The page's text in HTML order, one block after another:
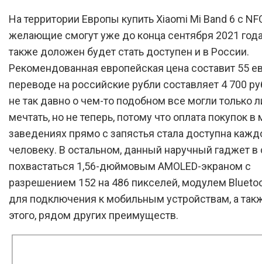
На территории Европы купить Xiaomi Mi Band 6 с
желающие смогут уже до конца сентября 2021
также доложен будет стать доступен и в России.
Рекомендованная европейская цена составит 55
переводе на российские рубли составляет 4 700
не так давно о чем-то подобном все могли только
мечтать, но не теперь, потому что оплата покупок в
заведениях прямо с запястья стала доступна
человеку. В остальном, данный наручный гаджет в
похвастаться 1,56-дюймовым AMOLED-экраном с
разрешением 152 на 486 пикселей, модулем
для подключения к мобильным устройствам, а
этого, рядом других преимуществ.